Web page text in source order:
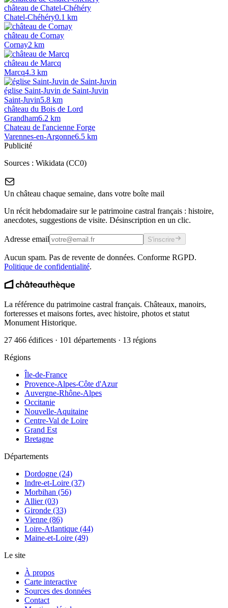
château de Chatel-Chéhéry
Chatel-Chéhéry0.1 km
château de Cornay
Cornay2 km
château de Marcq
Marcq4.3 km
église Saint-Juvin de Saint-Juvin
Saint-Juvin5.8 km
château du Bois de Lord
Grandham6.2 km
Chateau de l'ancienne Forge
Varennes-en-Argonne6.5 km
Publicité
Sources : Wikidata (CC0)
Un château chaque semaine, dans votre boîte mail
Un récit hebdomadaire sur le patrimoine castral français : histoire,
anecdotes, suggestions de visite. Désinscription en un clic.
Adresse email S'inscrire
Aucun spam. Pas de revente de données. Conforme RGPD.
Politique de confidentialité.
La référence du patrimoine castral français. Châteaux, manoirs,
forteresses et maisons fortes, avec histoire, photos et statut
Monument Historique.
27 466 édifices · 101 départements · 13 régions
Régions
Île-de-France
Provence-Alpes-Côte d'Azur
Auvergne-Rhône-Alpes
Occitanie
Nouvelle-Aquitaine
Centre-Val de Loire
Grand Est
Bretagne
Départements
Dordogne (24)
Indre-et-Loire (37)
Morbihan (56)
Allier (03)
Gironde (33)
Vienne (86)
Loire-Atlantique (44)
Maine-et-Loire (49)
Le site
À propos
Carte interactive
Sources des données
Contact